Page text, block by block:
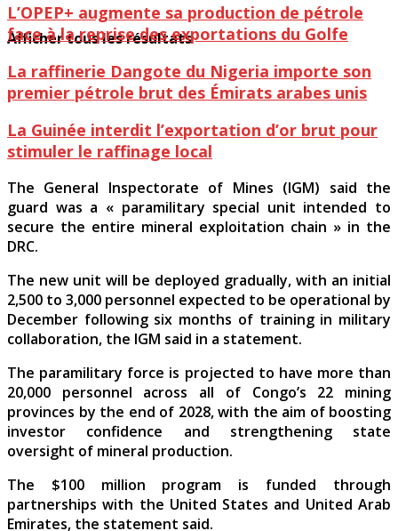
Afficher tous les résultats
L’OPEP+ augmente sa production de pétrole
face à la reprise des exportations du Golfe
La raffinerie Dangote du Nigeria importe son
premier pétrole brut des Émirats arabes unis
La Guinée interdit l’exportation d’or brut pour
stimuler le raffinage local
The General Inspectorate of Mines (IGM) said the
guard was a « paramilitary special unit intended to
secure the entire mineral exploitation chain » in the
DRC.
The new unit will be deployed gradually, with an initial
2,500 to 3,000 personnel expected to be operational by
December following six months of training in military
collaboration, the IGM said in a statement.
The paramilitary force is projected to have more than
20,000 personnel across all of Congo’s 22 mining
provinces by the end of 2028, with the aim of boosting
investor confidence and strengthening state
oversight of mineral production.
The $100 million program is funded through
partnerships with the United States and United Arab
Emirates, the statement said.